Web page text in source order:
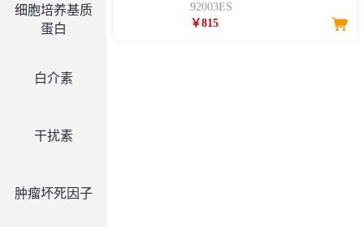
细胞培养基质
蛋白
白介素
干扰素
肿瘤坏死因子
生蛋白-14
92003ES
￥815